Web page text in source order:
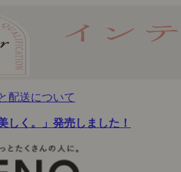
配送について
しく。」発売しました！